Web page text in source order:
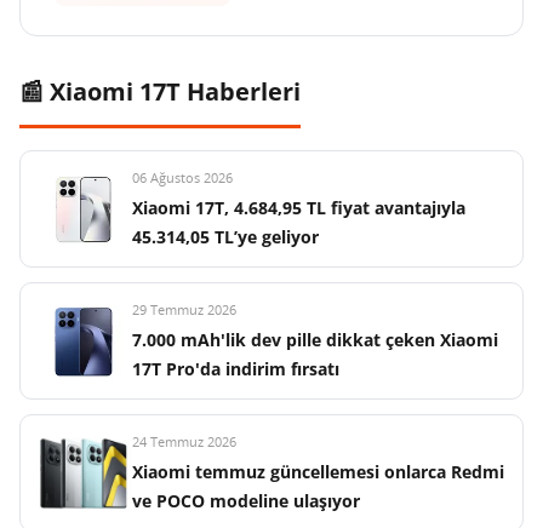
📰 Xiaomi 17T Haberleri
06 Ağustos 2026
Xiaomi 17T, 4.684,95 TL fiyat avantajıyla
45.314,05 TL’ye geliyor
29 Temmuz 2026
7.000 mAh'lik dev pille dikkat çeken Xiaomi
17T Pro'da indirim fırsatı
24 Temmuz 2026
Xiaomi temmuz güncellemesi onlarca Redmi
ve POCO modeline ulaşıyor